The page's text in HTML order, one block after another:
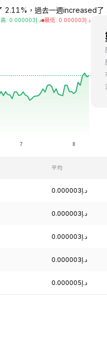
2.11%，過去一週increased
: د.إ0.000003 最低: د.إ0.000003
平均
د.إ0.000003
د.إ0.000003
د.إ0.000003
د.إ0.000003
د.إ0.000005